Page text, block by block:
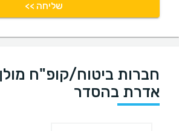
שליחה >>
חברות ביטוח/קופ"ח
אדרת בהסדר